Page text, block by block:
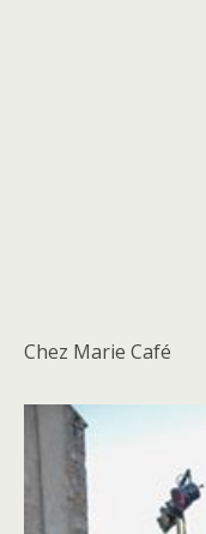
Chez Marie Café